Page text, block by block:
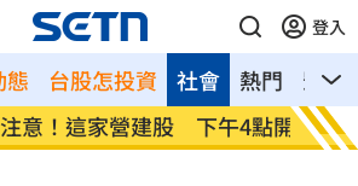
登入
態 台股怎投資 熱門 影音
社會
家營建股 下午4點開重訊
逼親
曝